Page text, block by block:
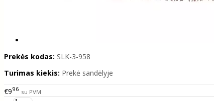
Prekės kodas: SLK-3-958
Turimas kiekis: Prekė sandėlyje
€996 su PVM